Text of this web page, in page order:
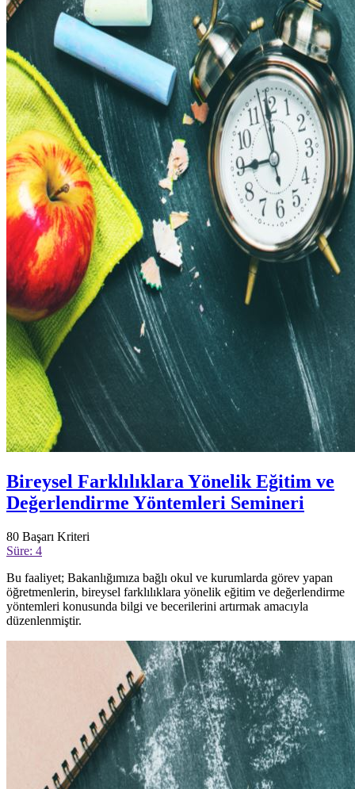
Bireysel Farklılıklara Yönelik Eğitim ve
Değerlendirme Yöntemleri Semineri
80 Başarı Kriteri
Süre: 4
Bu faaliyet; Bakanlığımıza bağlı okul ve kurumlarda görev yapan
öğretmenlerin, bireysel farklılıklara yönelik eğitim ve değerlendirme
yöntemleri konusunda bilgi ve becerilerini artırmak amacıyla
düzenlenmiştir.